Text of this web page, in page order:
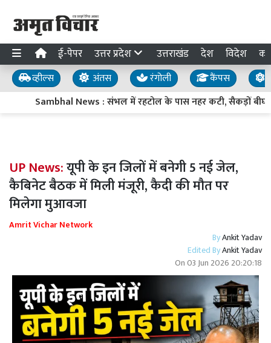
ई-पेपर उत्तर प्रदेश उत्तराखंड देश विदेश
व्हील्स अंतस रंगोली कैंपस
Sambhal News : संभल में रहटोल के पास नहर कटी, सैकड़ों
UP News:यूपी के इन जिलों में बनेगी 5 नई जेल,
कैबिनेट बैठक में मिली मंजूरी, कैदी की मौत पर
मिलेगा मुआवजा
Amrit Vichar Network
ByAnkit Yadav
Edited ByAnkit Yadav
On03 Jun 2026 20:20:18